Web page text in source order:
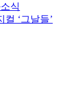
식
‘그날들’